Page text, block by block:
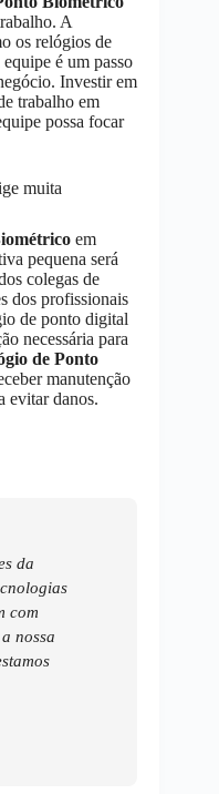
A
os relógios de
é um passo
Investir em
trabalho em
possa focar
muita
em
pequena será
colegas de
dos profissionais
de ponto digital
necessária para
de Ponto
manutenção
evitar danos.
da
com
nossa